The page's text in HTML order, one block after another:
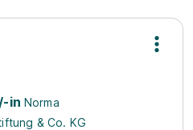
in Norma
& Co. KG